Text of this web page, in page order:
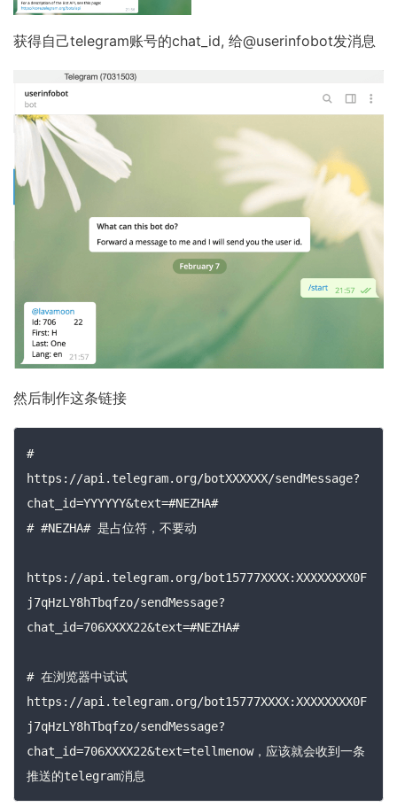
获得自己telegram账号的chat_id, 给@userinfobot发消息
然后制作这条链接
#
https://api.telegram.org/botXXXXXX/sendMessage?
chat_id=YYYYYY&text=#NEZHA#
# #NEZHA# 是占位符，不要动
https://api.telegram.org/bot15777XXXX:XXXXXXXX0F
j7qHzLY8hTbqfzo/sendMessage?
chat_id=706XXXX22&text=#NEZHA#
# 在浏览器中试试
https://api.telegram.org/bot15777XXXX:XXXXXXXX0F
j7qHzLY8hTbqfzo/sendMessage?
chat_id=706XXXX22&text=tellmenow，应该就会收到一条
推送的telegram消息